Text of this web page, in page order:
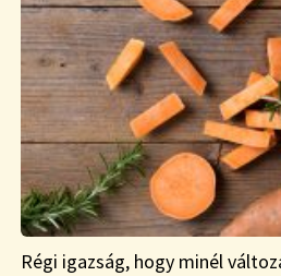
Régi igazság, hogy minél